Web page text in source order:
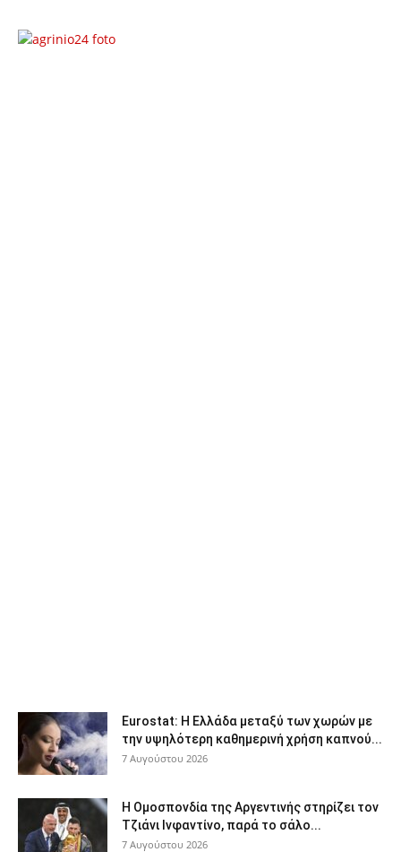
Eurostat: Η Ελλάδα μεταξύ των χωρών με
την υψηλότερη καθημερινή χρήση καπνού...
7 Αυγούστου 2026
Η Ομοσπονδία της Αργεντινής στηρίζει τον
Τζιάνι Ινφαντίνο, παρά το σάλο...
7 Αυγούστου 2026